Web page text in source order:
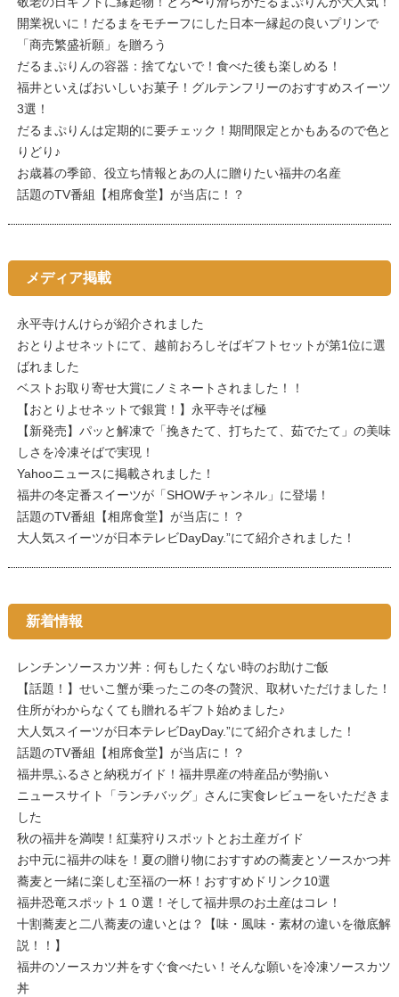
開業祝いに！だるまをモチーフにした日本一縁起の良いプリンで
「商売繁盛祈願」を贈ろう
だるまぷりんの容器：捨てないで！食べた後も楽しめる！
福井といえばおいしいお菓子！グルテンフリーのおすすめスイーツ
3選！
だるまぷりんは定期的に要チェック！期間限定とかもあるので色と
りどり♪
お歳暮の季節、役立ち情報とあの人に贈りたい福井の名産
話題のTV番組【相席食堂】が当店に！？
メディア掲載
永平寺けんけらが紹介されました
おとりよせネットにて、越前おろしそばギフトセットが第1位に選
ばれました
ベストお取り寄せ大賞にノミネートされました！！
【おとりよせネットで銀賞！】永平寺そば極
【新発売】パッと解凍で「挽きたて、打ちたて、茹でたて」の美味
しさを冷凍そばで実現！
Yahooニュースに掲載されました！
福井の冬定番スイーツが「SHOWチャンネル」に登場！
話題のTV番組【相席食堂】が当店に！？
大人気スイーツが日本テレビDayDay.”にて紹介されました！
新着情報
レンチンソースカツ丼：何もしたくない時のお助けご飯
【話題！】せいこ蟹が乗ったこの冬の贅沢、取材いただけました！
住所がわからなくても贈れるギフト始めました♪
大人気スイーツが日本テレビDayDay.”にて紹介されました！
話題のTV番組【相席食堂】が当店に！？
福井県ふるさと納税ガイド！福井県産の特産品が勢揃い
ニュースサイト「ランチバッグ」さんに実食レビューをいただきま
した
秋の福井を満喫！紅葉狩りスポットとお土産ガイド
お中元に福井の味を！夏の贈り物におすすめの蕎麦とソースかつ丼
蕎麦と一緒に楽しむ至福の一杯！おすすめドリンク10選
福井恐竜スポット１０選！そして福井県のお土産はコレ！
十割蕎麦と二八蕎麦の違いとは？【味・風味・素材の違いを徹底解
説！！】
福井のソースカツ丼をすぐ食べたい！そんな願いを冷凍ソースカツ
丼